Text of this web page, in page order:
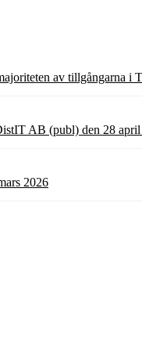
av tillgångarna i
AB (publ) den 28
2026